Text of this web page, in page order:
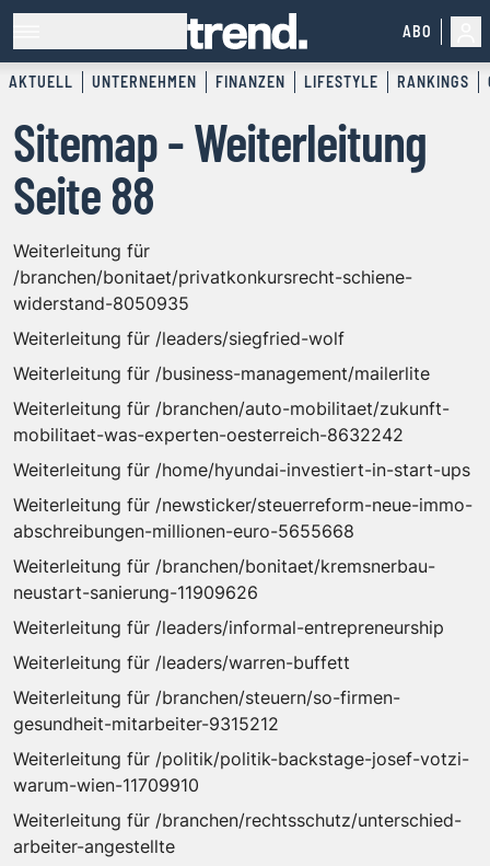
ABO
AKTUELL UNTERNEHMEN FINANZEN LIFESTYLE RANKINGS
Sitemap - Weiterleitung
Seite 88
Weiterleitung für
/branchen/bonitaet/privatkonkursrecht-schiene-
widerstand-8050935
Weiterleitung für /leaders/siegfried-wolf
Weiterleitung für /business-management/mailerlite
Weiterleitung für /branchen/auto-mobilitaet/zukunft-
mobilitaet-was-experten-oesterreich-8632242
Weiterleitung für /home/hyundai-investiert-in-start-ups
Weiterleitung für /newsticker/steuerreform-neue-immo-
abschreibungen-millionen-euro-5655668
Weiterleitung für /branchen/bonitaet/kremsnerbau-
neustart-sanierung-11909626
Weiterleitung für /leaders/informal-entrepreneurship
Weiterleitung für /leaders/warren-buffett
Weiterleitung für /branchen/steuern/so-firmen-
gesundheit-mitarbeiter-9315212
Weiterleitung für /politik/politik-backstage-josef-votzi-
warum-wien-11709910
Weiterleitung für /branchen/rechtsschutz/unterschied-
arbeiter-angestellte